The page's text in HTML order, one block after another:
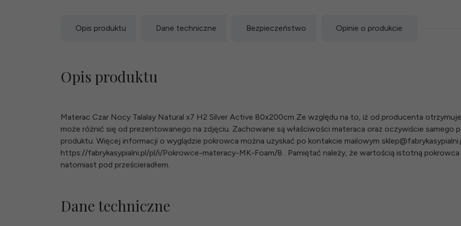
Opis produktu Dane techniczne Bezpieczeństwo Opinie o produkcie
Opis produktu
Materac Czar Nocy Talalay Natural x7 H2 Silver Active 80x200cm Ze względu na to, iż od producenta
może różnić się od prezentowanego na zdjęciu. Zachowane są właściwości materaca oraz oczywiście samego
produktu. Więcej informacji o wyglądzie pokrowca można uzyskać po kontakcie mailowym
https://fabrykasypialni.pl/pl/i/Pokrowce-materacy-MK-Foam/8 . Pamiętać należy, że wartością istotną pokrowca
natomiast pod prześcieradłem.
Dane techniczne